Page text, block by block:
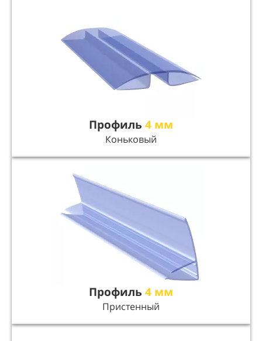
Профиль 4 мм
Коньковый
Профиль 4 мм
Пристенный